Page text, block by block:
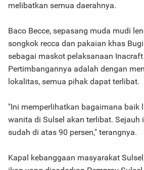
melibatkan semua daerahnya.
Baco Becce, sepasang muda mudi
songkok recca dan pakaian khas
sebagai maskot pelaksanaan
Pertimbangannya adalah dengan
lokalitas, semua pihak dapat terlibat.
"Ini memperlihatkan bagaimana baik
wanita di Sulsel akan terlibat. Sejauh
sudah di atas 90 persen," terangnya.
Kapal kebanggaan masyarakat